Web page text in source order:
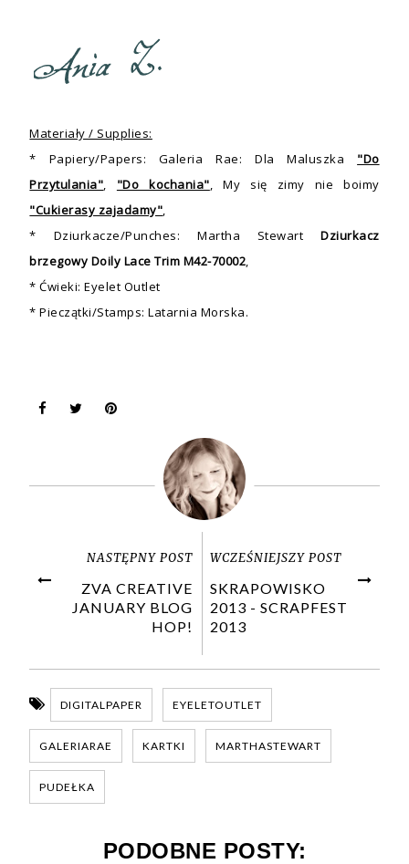
Materiały / Supplies:
* Papiery/Papers: Galeria Rae: Dla Maluszka "Do
Przytulania", "Do kochania", My się zimy nie boimy
"Cukierasy zajadamy",
* Dziurkacze/Punches: Martha StewartDziurkacz
brzegowy Doily Lace Trim M42-70002,
* Ćwieki: Eyelet Outlet
* Pieczątki/Stamps: Latarnia Morska.
NASTĘPNY POST
ZVA CREATIVE
JANUARY BLOG
HOP!
WCZEŚNIEJSZY POST
SKRAPOWISKO
2013 - SCRAPFEST
2013
DIGITALPAPER EYELETOUTLET
GALERIARAE KARTKI MARTHASTEWART
PUDEŁKA
PODOBNE POSTY: